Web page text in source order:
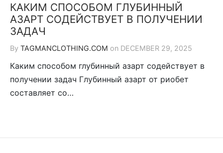
КАКИМ СПОСОБОМ ГЛУБИННЫЙ
АЗАРТ СОДЕЙСТВУЕТ В ПОЛУЧЕНИИ
ЗАДАЧ
By TAGMANCLOTHING.COM on DECEMBER 29, 2025
Каким способом глубинный азарт содействует в
получении задач Глубинный азарт от риобет
составляет со…